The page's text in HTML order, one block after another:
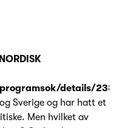
details/
Sverige og har hatt et
Men hvilket av